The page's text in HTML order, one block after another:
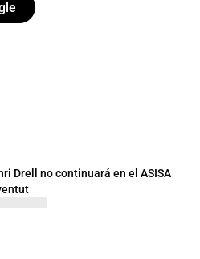
Drell no continuará en el ASISA